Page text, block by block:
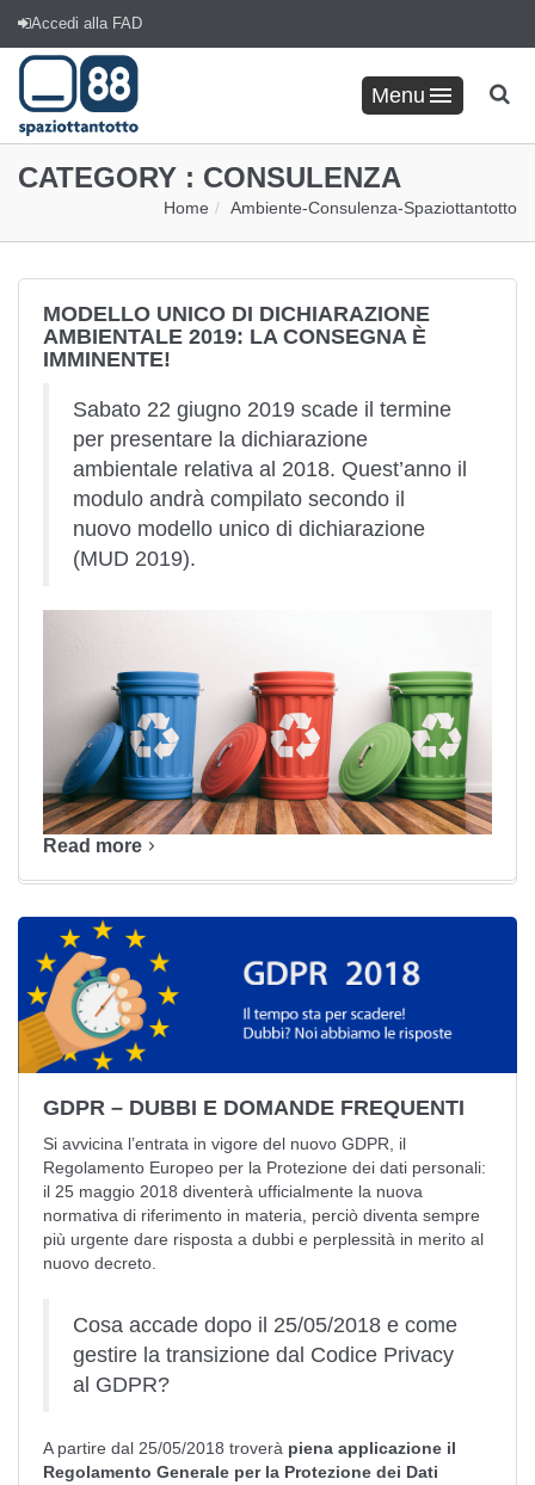
Accedi alla FAD
Menu
CATEGORY : CONSULENZA
Home Ambiente-Consulenza-Spaziottantotto
MODELLO UNICO DI DICHIARAZIONE
AMBIENTALE 2019: LA CONSEGNA È
IMMINENTE!
Sabato 22 giugno 2019 scade il termine
per presentare la dichiarazione
ambientale relativa al 2018. Quest’anno il
modulo andrà compilato secondo il
nuovo modello unico di dichiarazione
(MUD 2019).
Read more
GDPR – DUBBI E DOMANDE FREQUENTI
Si avvicina l’entrata in vigore del nuovo GDPR, il
Regolamento Europeo per la Protezione dei dati personali:
il 25 maggio 2018 diventerà ufficialmente la nuova
normativa di riferimento in materia, perciò diventa sempre
più urgente dare risposta a dubbi e perplessità in merito al
nuovo decreto.
Cosa accade dopo il 25/05/2018 e come
gestire la transizione dal Codice Privacy
al GDPR?
A partire dal 25/05/2018 troverà piena applicazione il
Regolamento Generale per la Protezione dei Dati